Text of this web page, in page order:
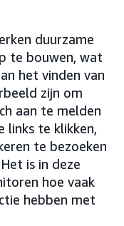
duurzame
te bouwen, wat
het vinden van
zijn om
aan te melden
links te klikken,
te bezoeken
is in deze
hoe vaak
hebben met